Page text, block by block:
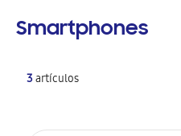
Smartphones
3artículos